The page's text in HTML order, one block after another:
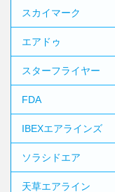
スカイマーク
エアドゥ
スターフライヤー
FDA
IBEXエアラインズ
ソラシドエア
天草エアライン